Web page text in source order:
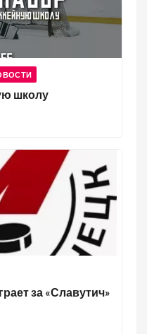
школу
за «Славутич»